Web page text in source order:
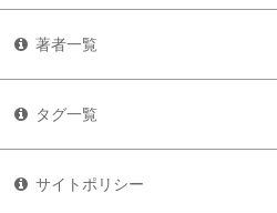
著者一覧
タグ一覧
サイトポリシー